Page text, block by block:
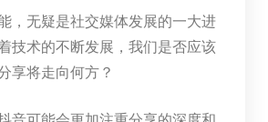
，无疑是社交媒体发展的一大进
技术的不断发展，我们是否应该
享将走向何方？